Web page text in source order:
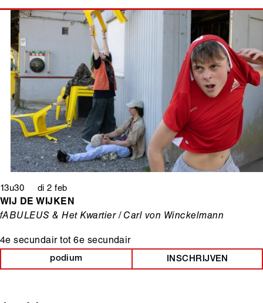
13u30 di 2 feb
4e secundairtot6e secundair
WIJ DE WIJKEN
fABULEUS & Het Kwartier / Carl von Winckelmann
podium INSCHRIJVEN